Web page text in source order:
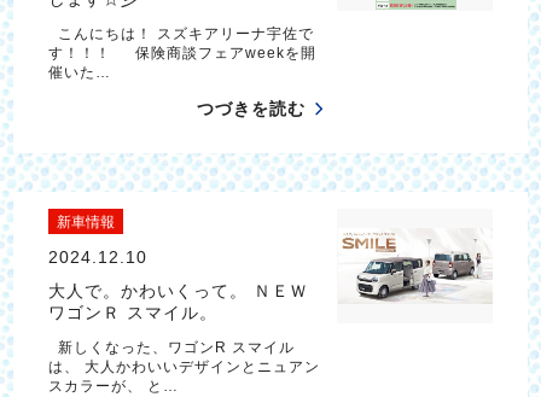
こんにちは！ スズキアリーナ宇佐で
す！！！ 保険商談フェアweekを開
催いた…
つづきを読む
新車情報
2024.12.10
大人で。かわいくって。 ＮＥＷ
ワゴンＲ スマイル。
新しくなった、ワゴンR スマイル
は、 大人かわいいデザインとニュアン
スカラーが、 と…